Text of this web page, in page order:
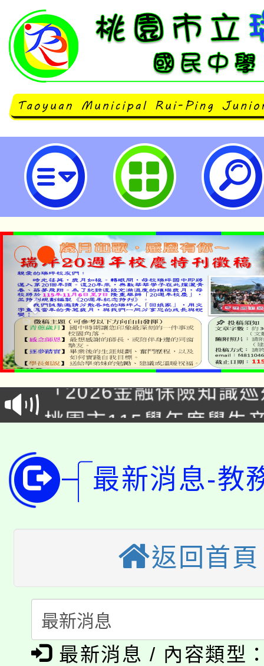
社團法人中華民國瑩光教育協會
備工作坊實施計畫-桃園市立瑞坪
公告本校115學年度第
代理(課)教師甄選結果(
「2026金融保險知識
車」活動
桃園市115學年度學生
代理(課)教師甄選結果(
公告本校115學年度第
代理(課)教師甄選結果(
轉知中國文化大學推廣
《TA101》溝通分析基
程，歡迎學生輔導中心
心理、諮商輔導、社會
系所師生報名參加。
轉知苗栗縣政府辦理
縣市「校園短影音徵
門員」簡章及活動海報
踴躍報名參加。
桃園市115學年度學生
要點
「桃園市補助參觀特色
展演活動實施計畫」
115年度「教育部表揚
義教育推展貢獻獎」
公告本校115學年度第
最新消息-教
返回首頁
最新消息 / 內容類型